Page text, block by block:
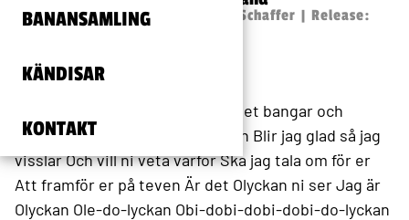
BANANSAMLING
KÄNDISAR
KONTAKT
Text: Lasse Åberg | Musik:Janne Schaffer | Release:
Och det bangar och
gnisslarOch gör nån illa kroppen Blir jag glad så jag
visslarOch vill ni veta varförSka jag tala om för er
Att framför er på teven Är det Olyckan ni serJag är
Olyckan Ole-do-lyckan Obi-dobi-dobi-dobi-do-lyckan